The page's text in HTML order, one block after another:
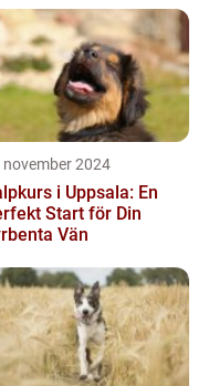
november 2024
i Uppsala: En
Start för Din
Vän